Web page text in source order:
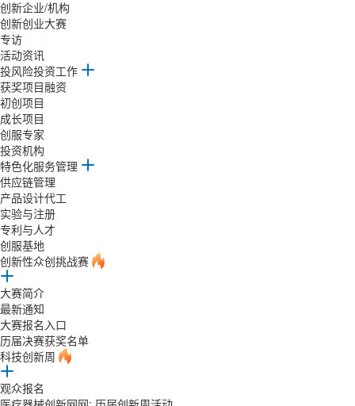
创新企业/机构
创新创业大赛
专访
活动资讯
投风险投资工作
获奖项目融资
初创项目
成长项目
创服专家
投资机构
特色化服务管理
供应链管理
产品设计代工
实验与注册
专利与人才
创服基地
创新性众创挑战赛
大赛简介
最新通知
大赛报名入口
历届决赛获奖名单
科技创新周
观众报名